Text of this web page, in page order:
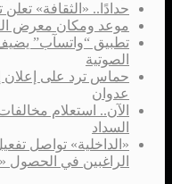
حدادًا.. «الثقافة» تعلن
موعد ومكان معرض
تطبيق “واتسآب” يضيف
الصوتية
حماس ترد على إعلان
عدوان
الآن.. استعلام
السداد
«الداخلية» تواصل
الراغبين في الحصول